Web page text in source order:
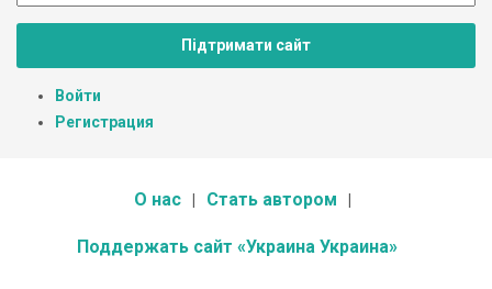
Підтримати сайт
Войти
Регистрация
О нас Стать автором
Поддержать сайт «Украина Украина»